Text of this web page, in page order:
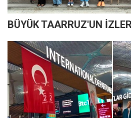
BÜYÜK TAARRUZ'UN